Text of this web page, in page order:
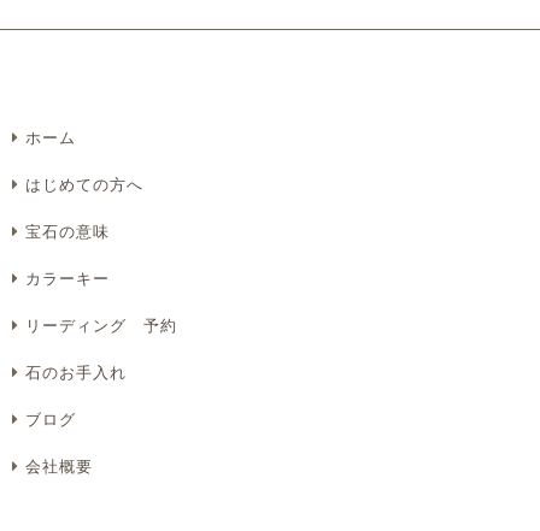
Eメール
ホーム
はじめての方へ
宝石の意味
カラーキー
リーディング 予約
石のお手入れ
ブログ
会社概要